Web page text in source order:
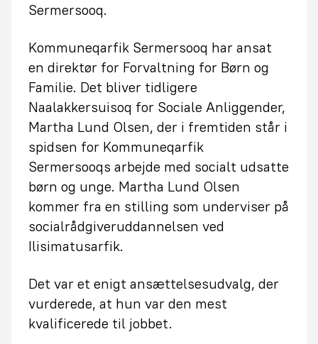
Sermersooq.
Kommuneqarfik Sermersooq har ansat
en direktør for Forvaltning for Børn og
Familie. Det bliver tidligere
Naalakkersuisoq for Sociale Anliggender,
Martha Lund Olsen, der i fremtiden står i
spidsen for Kommuneqarfik
Sermersooqs arbejde med socialt udsatte
børn og unge. Martha Lund Olsen
kommer fra en stilling som underviser på
socialrådgiveruddannelsen ved
Ilisimatusarfik.
Det var et enigt ansættelsesudvalg, der
vurderede, at hun var den mest
kvalificerede til jobbet.